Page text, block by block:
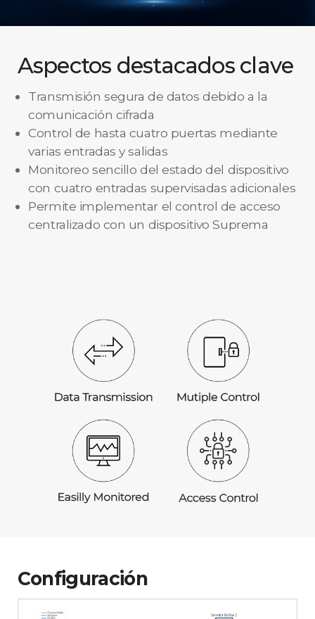
Aspectos destacados clave
Transmisión segura de datos debido a la
comunicación cifrada
Control de hasta cuatro puertas mediante
varias entradas y salidas
Monitoreo sencillo del estado del dispositivo
con cuatro entradas supervisadas adicionales
Permite implementar el control de acceso
centralizado con un dispositivo Suprema
Configuración